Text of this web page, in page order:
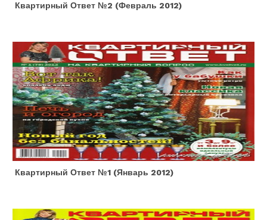
Квартирный Ответ №2 (февраль 2012)
Квартирный Ответ №1 (январь 2012)